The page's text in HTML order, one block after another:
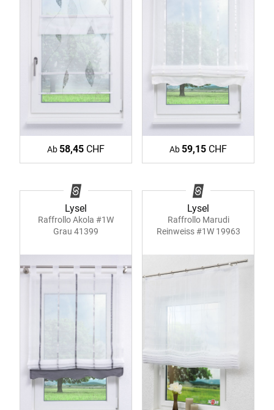
Ab 58,45 CHF Ab 59,15 CHF
Lysel
Raffrollo Akola #1W
Grau 41399
Lysel
Raffrollo Marudi
Reinweiss #1W 19963